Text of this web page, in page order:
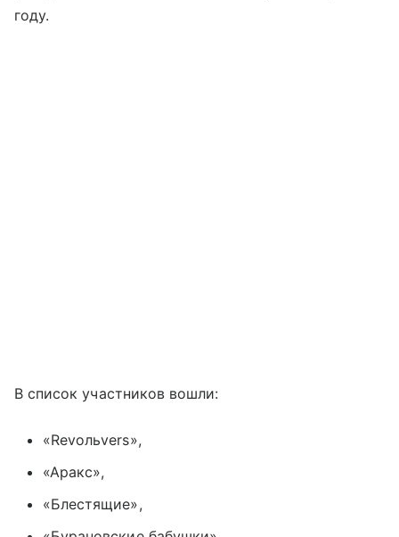
году.
В список участников вошли:
«Revoльvers»,
«Аракс»,
«Блестящие»,